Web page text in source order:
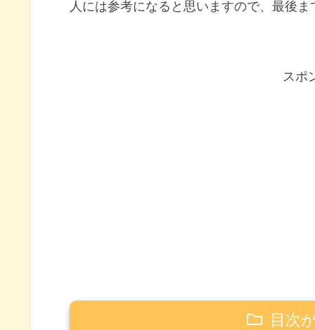
人には参考になると思いますので、最後
スポ
目次